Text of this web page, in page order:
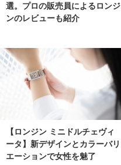
選。プロの販売員によるロンジ
ンのレビューも紹介
【ロンジン ミニドルチェヴィ
ータ】新デザインとカラーバリ
エーションで女性を魅了